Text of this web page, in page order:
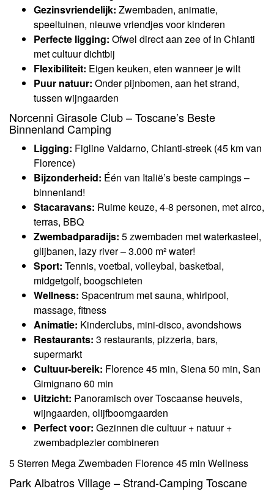
Gezinsvriendelijk: Zwembaden, animatie,
speeltuinen, nieuwe vriendjes voor kinderen
Perfecte ligging: Ofwel direct aan zee of in Chianti
met cultuur dichtbij
Flexibiliteit: Eigen keuken, eten wanneer je wilt
Puur natuur: Onder pijnbomen, aan het strand,
tussen wijngaarden
Norcenni Girasole Club – Toscane’s Beste
Binnenland Camping
Ligging: Figline Valdarno, Chianti-streek (45 km van
Florence)
Bijzonderheid: Één van Italië’s beste campings –
binnenland!
Stacaravans: Ruime keuze, 4-8 personen, met airco,
terras, BBQ
Zwembadparadijs: 5 zwembaden met waterkasteel,
glijbanen, lazy river – 3.000 m² water!
Sport: Tennis, voetbal, volleybal, basketbal,
midgetgolf, boogschieten
Wellness: Spacentrum met sauna, whirlpool,
massage, fitness
Animatie: Kinderclubs, mini-disco, avondshows
Restaurants: 3 restaurants, pizzeria, bars,
supermarkt
Cultuur-bereik: Florence 45 min, Siena 50 min, San
Gimignano 60 min
Uitzicht: Panoramisch over Toscaanse heuvels,
wijngaarden, olijfboomgaarden
Perfect voor: Gezinnen die cultuur + natuur +
zwembadplezier combineren
5 Sterren Mega Zwembaden Florence 45 min Wellness
Park Albatros Village – Strand-Camping Toscane